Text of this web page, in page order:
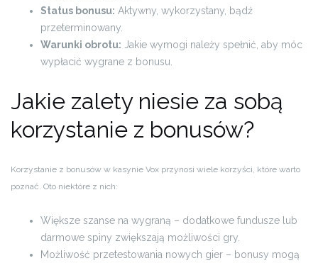
Status bonusu: Aktywny, wykorzystany, bądź
przeterminowany.
Warunki obrotu: Jakie wymogi należy spełnić, aby móc
wypłacić wygrane z bonusu.
Jakie zalety niesie za sobą
korzystanie z bonusów?
Korzystanie z bonusów w kasynie Vox przynosi wiele korzyści, które warto
poznać. Oto niektóre z nich:
Większe szanse na wygraną – dodatkowe fundusze lub
darmowe spiny zwiększają możliwości gry.
Możliwość przetestowania nowych gier – bonusy mogą